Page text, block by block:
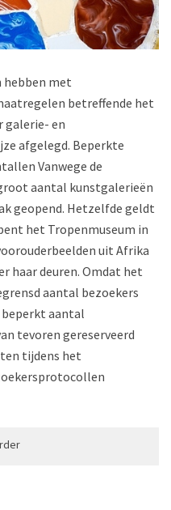
hebben met
betreffende het
galerie- en
afgelegd. Beperkte
Vanwege de
aantal kunstgalerieën
geopend. Hetzelfde geldt
het Tropenmuseum in
uit Afrika
haar deuren. Omdat het
aantal bezoekers
beperkt aantal
tevoren gereserveerd
tijdens het